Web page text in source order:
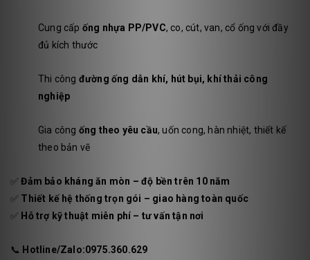
Cung cấp ống nhựa PP/PVC, co, cút, van, cổ ống với đầy
đủ kích thước
Thi công đường ống dẫn khí, hút bụi, khí thải công
nghiệp
Gia công ống theo yêu cầu, uốn cong, hàn nhiệt, thiết kế
theo bản vẽ
✅Đảm bảo kháng ăn mòn – độ bền trên 10 năm
✅ Thiết kế hệ thống trọn gói – giao hàng toàn quốc
✅ Hỗ trợ kỹ thuật miễn phí – tư vấn tận nơi
📞 Hotline/Zalo:0975.360.629